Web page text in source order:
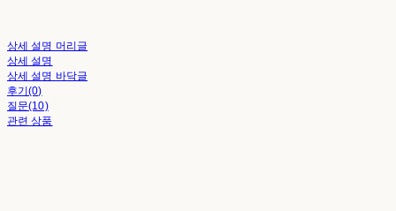
상세 설명 머리글
상세 설명
상세 설명 바닥글
후기(0)
질문(10)
관련 상품